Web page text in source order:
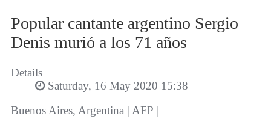
Popular cantante argentino Sergio
Denis murió a los 71 años
Details
Saturday, 16 May 2020 15:38
Buenos Aires, Argentina | AFP |